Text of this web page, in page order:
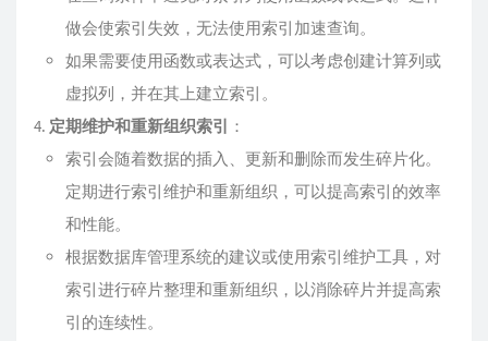
做会使索引失效，无法使用索引加速查询。
如果需要使用函数或表达式，可以考虑创建计算列或
虚拟列，并在其上建立索引。
定期维护和重新组织索引 ：
索引会随着数据的插入、更新和删除而发生碎片化。
定期进行索引维护和重新组织，可以提高索引的效率
和性能。
根据数据库管理系统的建议或使用索引维护工具，对
索引进行碎片整理和重新组织，以消除碎片并提高索
引的连续性。